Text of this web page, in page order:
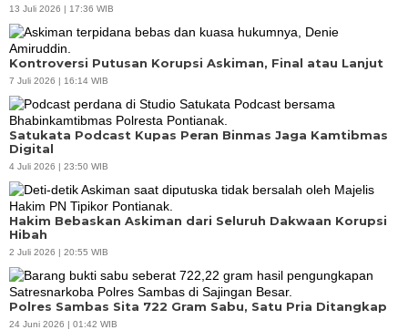
13 Juli 2026 | 17:36 WIB
Kontroversi Putusan Korupsi Askiman, Final atau Lanjut
7 Juli 2026 | 16:14 WIB
Satukata Podcast Kupas Peran Binmas Jaga Kamtibmas
Digital
4 Juli 2026 | 23:50 WIB
Hakim Bebaskan Askiman dari Seluruh Dakwaan Korupsi
Hibah
2 Juli 2026 | 20:55 WIB
Polres Sambas Sita 722 Gram Sabu, Satu Pria Ditangkap
24 Juni 2026 | 01:42 WIB